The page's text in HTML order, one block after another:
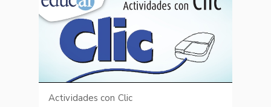
Actividades con Clic